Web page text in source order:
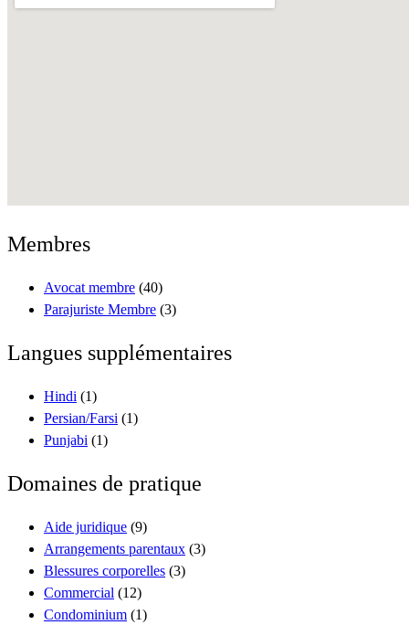
Membres
Avocat membre (40)
Parajuriste Membre (3)
Langues supplémentaires
Hindi (1)
Persian/Farsi (1)
Punjabi (1)
Domaines de pratique
Aide juridique (9)
Arrangements parentaux (3)
Blessures corporelles (3)
Commercial (12)
Condominium (1)